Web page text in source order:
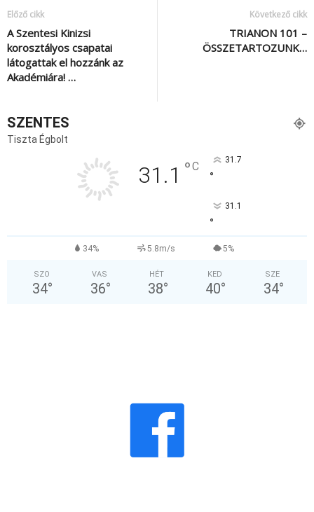
Előző cikk
A Szentesi Kinizsi
korosztályos csapatai
látogattak el hozzánk az
Akadémiára! …
Következő cikk
TRIANON 101 –
ÖSSZETARTOZUNK…
SZENTES
Tiszta Égbolt
31.1 °C 31.7
°
31.1
°
34% 5.8m/s 5%
SZO
34°
VAS
36°
HÉT
38°
KED
40°
SZE
34°